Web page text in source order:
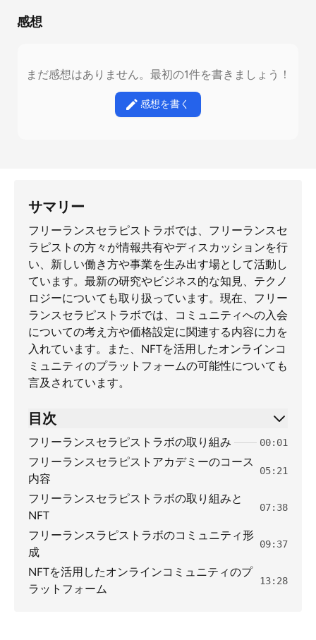
感想
まだ感想はありません。最初の1件を書きましょう！
感想を書く
サマリー
フリーランスセラピストラボでは、フリーランスセ
ラピストの方々が情報共有やディスカッションを行
い、新しい働き方や事業を生み出す場として活動し
ています。最新の研究やビジネス的な知見、テクノ
ロジーについても取り扱っています。現在、フリー
ランスセラピストラボでは、コミュニティへの入会
についての考え方や価格設定に関連する内容に力を
入れています。また、NFTを活用したオンラインコ
ミュニティのプラットフォームの可能性についても
言及されています。
目次
フリーランスセラピストラボの取り組み 00:01
フリーランスセラピストアカデミーのコース
内容
05:21
フリーランスセラピストラボの取り組みと
NFT
07:38
フリーランスラピストラボのコミュニティ形
成
09:37
NFTを活用したオンラインコミュニティのプ
ラットフォーム
13:28